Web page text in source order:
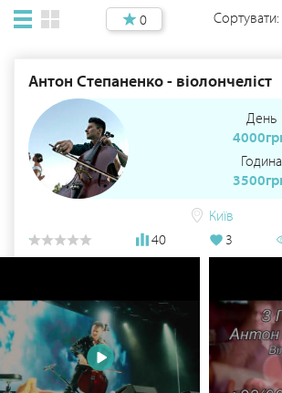
0 Сортувати:
Антон Степаненко - віолончеліст
День
Година
Київ
40
3